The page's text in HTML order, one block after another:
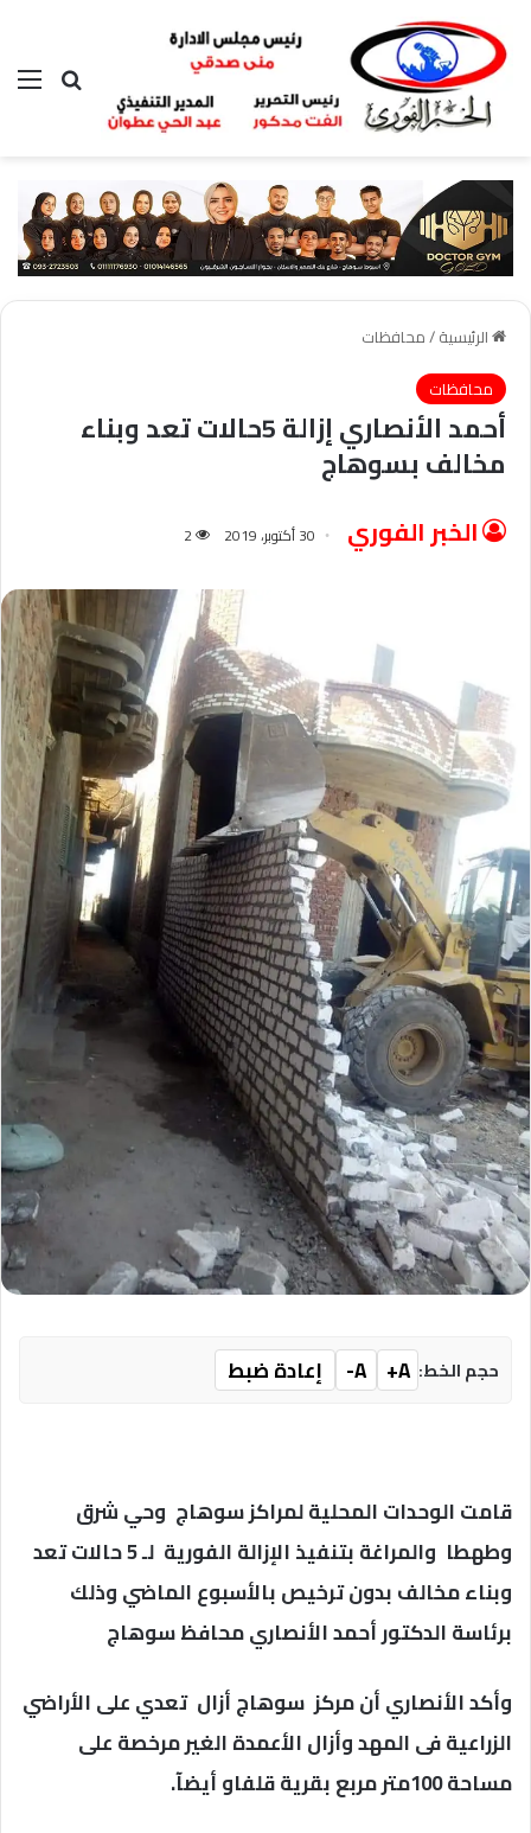
بحث عن
الرئيسية/محافظات
محافظات
أحمد الأنصاري إزالة 5حالات تعد وبناء
مخالف بسوهاج
الخبر الفوري 30 أكتوبر، 2019 2
حجم الخط: A+
A- إعادة ضبط
قامت الوحدات المحلية لمراكز سوهاج وحي شرق
وطهطا والمراغة بتنفيذ الإزالة الفورية لـ 5 حالات تعد
وبناء مخالف بدون ترخيص بالأسبوع الماضي وذلك
برئاسة الدكتور أحمد الأنصاري محافظ سوهاج
وأكد الأنصاري أن مركز سوهاج أزال تعدي على الأراضي
الزراعية فى المهد وأزال الأعمدة الغير مرخصة على
مساحة 100متر مربع بقرية قلفاو أيضآ.